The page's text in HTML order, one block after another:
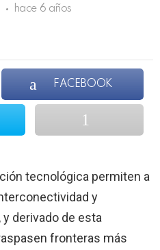
hace 6 años
FACEBOOK
tecnológica permiten a
y
derivado de esta
fronteras más